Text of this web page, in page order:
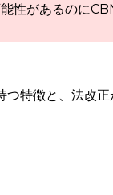
性があるのに
特徴と、法改正